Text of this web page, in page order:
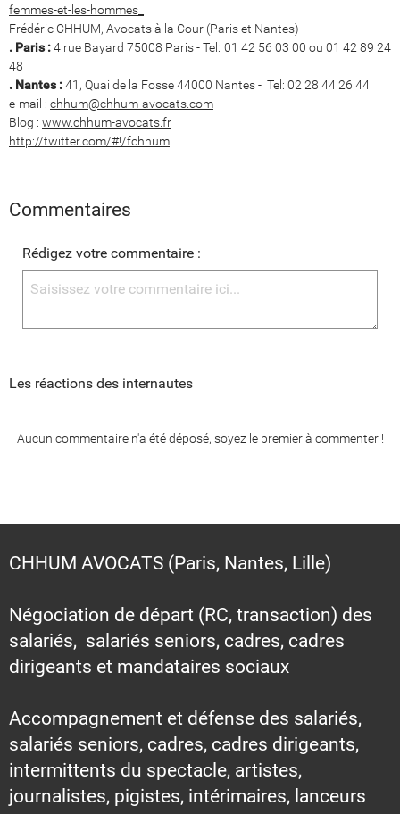
femmes-et-les-hommes_
Frédéric CHHUM, Avocats à la Cour (Paris et Nantes)
. Paris :4 rue Bayard 75008 Paris - Tel: 01 42 56 03 00 ou 01 42 89 24
48
. Nantes :41, Quai de la Fosse 44000 Nantes - Tel: 02 28 44 26 44
e-mail : chhum@chhum-avocats.com
Blog : www.chhum-avocats.fr
http://twitter.com/#!/fchhum
Commentaires
Rédigez votre commentaire :
Les réactions des internautes
Aucun commentaire n'a été déposé, soyez le premier à commenter !
CHHUM AVOCATS (Paris, Nantes, Lille)
Négociation de départ (RC, transaction) des
salariés, salariés seniors, cadres, cadres
dirigeants et mandataires sociaux
Accompagnement et défense des salariés,
salariés seniors, cadres, cadres dirigeants,
intermittents du spectacle, artistes,
journalistes, pigistes, intérimaires, lanceurs